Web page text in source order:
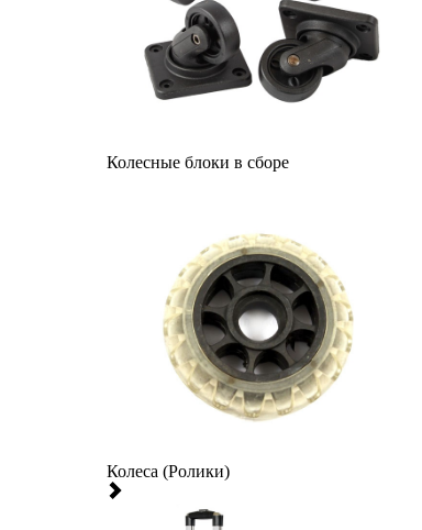
Колесные блоки в сборе
Колеса (Ролики)